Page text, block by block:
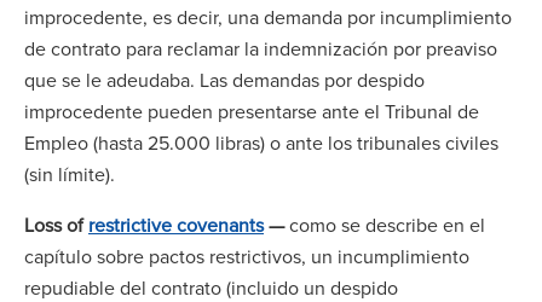
improcedente, es decir, una demanda por incumplimiento
de contrato para reclamar la indemnización por preaviso
que se le adeudaba. Las demandas por despido
improcedente pueden presentarse ante el Tribunal de
Empleo (hasta 25.000 libras) o ante los tribunales civiles
(sin límite).
Loss ofrestrictive covenants—como se describe en el
capítulo sobre pactos restrictivos, un incumplimiento
repudiable del contrato (incluido un despido